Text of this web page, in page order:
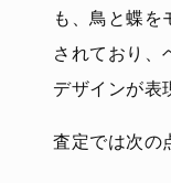
も、鳥と蝶を
されており、
デザインが表
査定では次の